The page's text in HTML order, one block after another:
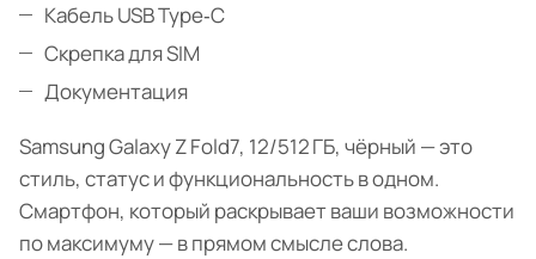
Кабель USB Type‑C
Скрепка для SIM
Документация
Samsung Galaxy Z Fold7, 12/512 ГБ, чёрный — это
стиль, статус и функциональность в одном.
Смартфон, который раскрывает ваши возможности
по максимуму — в прямом смысле слова.